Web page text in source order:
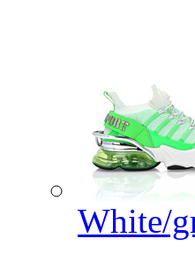
White/